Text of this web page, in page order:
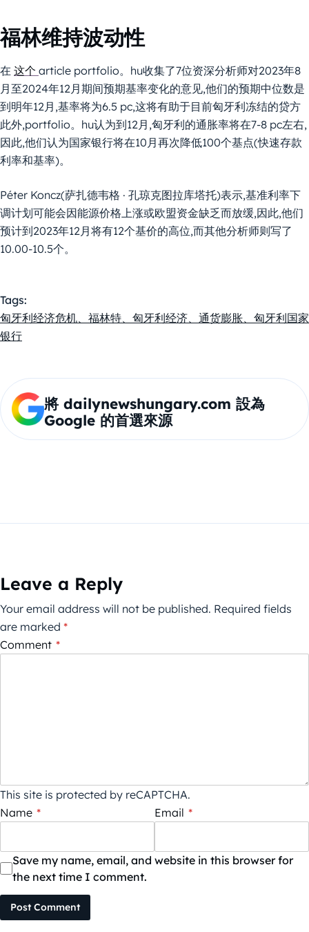
福林维持波动性
在 这个 article portfolio。hu收集了7位资深分析师对2023年8
月至2024年12月期间预期基率变化的意见,他们的预期中位数是
到明年12月,基率将为6.5 pc,这将有助于目前匈牙利冻结的贷方
此外,portfolio。hu认为到12月,匈牙利的通胀率将在7-8 pc左右,
因此,他们认为国家银行将在10月再次降低100个基点(快速存款
利率和基率)。
Péter Koncz(萨扎德韦格 · 孔琼克图拉库塔托)表示,基准利率下
调计划可能会因能源价格上涨或欧盟资金缺乏而放缓,因此,他们
预计到2023年12月将有12个基价的高位,而其他分析师则写了
10.00-10.5个。
Tags:
匈牙利经济危机、福林特、匈牙利经济、通货膨胀、匈牙利国家
银行
將 dailynewshungary.com 設為
Google 的首選來源
Leave a Reply
Your email address will not be published. Required fields
are marked *
Comment *
This site is protected by reCAPTCHA.
Name * Email *
Save my name, email, and website in this browser for
the next time I comment.
Post Comment